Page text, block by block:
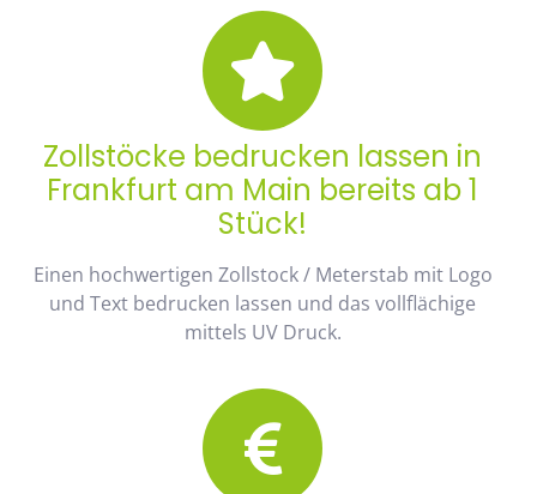
Zollstöcke bedrucken lassen in
Frankfurt am Main bereits ab 1
Stück!
Einen hochwertigen Zollstock / Meterstab mit Logo
und Text bedrucken lassen und das vollflächige
mittels UV Druck.